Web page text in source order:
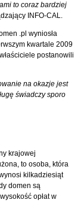
to coraz bardziej
INFO-CAL.
.pl wyniosła
kwartale 2009
postanowili
na okazje jest
świadczy sporo
krajowej
to osoba, która
kilkadziesiąt
domen są
opłat w